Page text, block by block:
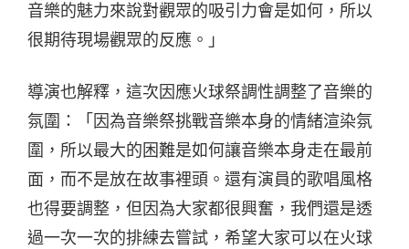
音樂的魅力來說對觀眾的吸引力會是如何，所以
很期待現場觀眾的反應。」
導演也解釋，這次因應火球祭調性調整了音樂的
氛圍：「因為音樂祭挑戰音樂本身的情緒渲染氛
圍，所以最大的困難是如何讓音樂本身走在最前
面，而不是放在故事裡頭。還有演員的歌唱風格
也得要調整，但因為大家都很興奮，我們還是透
過一次一次的排練去嘗試，希望大家可以在火球